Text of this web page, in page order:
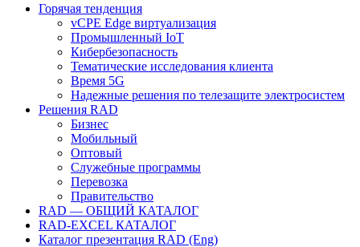
Горячая тенденция
vCPE Edge виртуализация
Промышленный IoT
Кибербезопасность
Тематические исследования клиента
Время 5G
Надежные решения по телезащите электросистем
Решения RAD
Бизнес
Мобильный
Оптовый
Служебные программы
Перевозка
Правительство
RAD — ОБЩИЙ КАТАЛОГ
RAD-EXCEL КАТАЛОГ
Каталог презентация RAD (Eng)